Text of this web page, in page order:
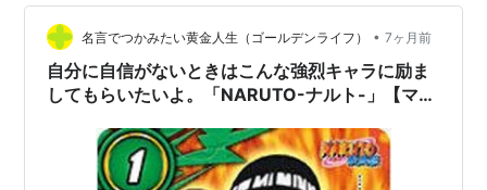
影》の存在（気になっちゃう、知りたい願望を刺激され
る） ・ちゃんと忍者漫画らしい手裏剣や分身の術による
バトルもある ・最後は《落ちこぼれ主…
名言でつかみたい黄金人生（ゴールデンライフ） • 7ヶ月前
自分に自信がないときはこんな強烈キャラに励ま
してもらいたいよ。「NARUTO-ナルト-」【マイ